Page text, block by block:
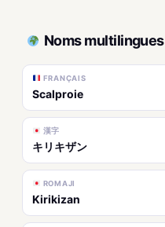
Noms multilingues
FRANÇAIS
Scalproie
漢字
キリキザン
ROMAJI
Kirikizan